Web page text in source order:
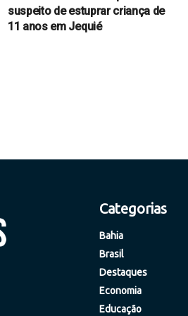
suspeito de estuprar criança de
11 anos em Jequié
Categorias
Bahia
Brasil
Destaques
Economia
Educação